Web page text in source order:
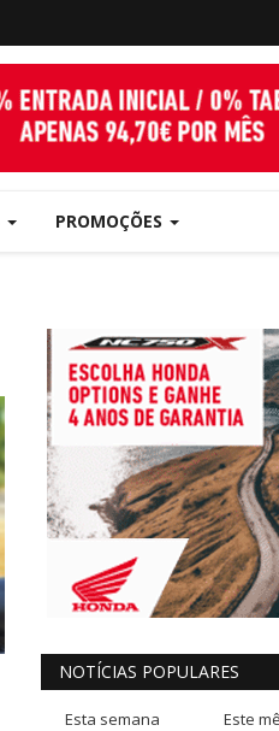
PROMOÇÕES
NOTÍCIAS POPULARES
Esta semana Este